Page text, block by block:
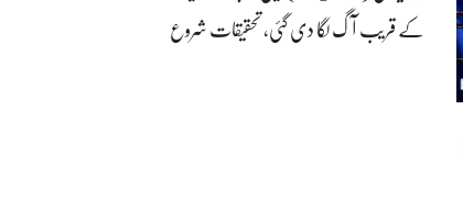
کے قریب آگ لگا دی گئی، تحقیقات شروع